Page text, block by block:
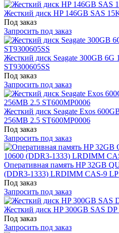
Жесткий диск HP 146GB SAS
Под заказ
Запросить под заказ
Жесткий диск Seagate 300GB
ST9300605SS
Под заказ
Запросить под заказ
Жесткий диск Seagate Exos
256MB 2.5 ST600MP0006
Под заказ
Запросить под заказ
Оперативная память HP 32GB
(DDR3-1333) LRDIMM CAS-9 LP
Под заказ
Запросить под заказ
Жесткий диск HP 300GB SAS DP
Под заказ
Запросить под заказ